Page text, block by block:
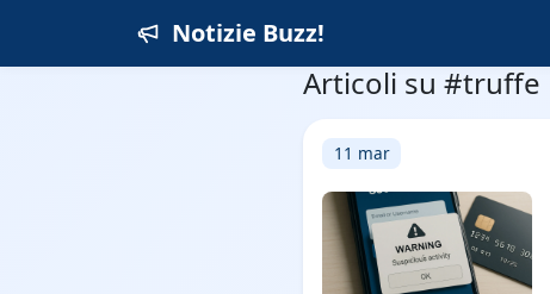
Notizie Buzz!
Articoli su #truffe
11 mar